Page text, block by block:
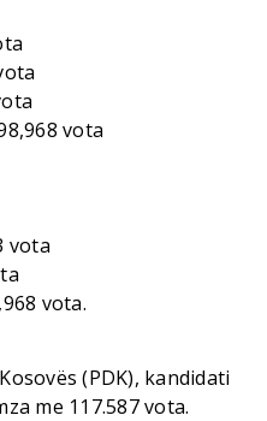
vota
vota
vota.
(PDK), kandidati
me 117.587 vota.